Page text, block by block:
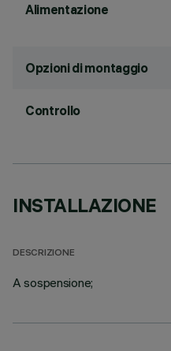
Alimentazione
Opzioni di montaggio
Controllo
INSTALLAZIONE
DESCRIZIONE
A sospensione;